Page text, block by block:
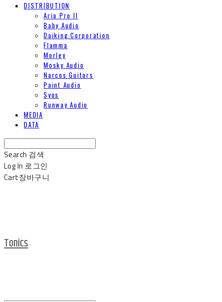
DISTRIBUTION
Aria Pro II
Baby Audio
Daiking Corporation
Flamma
Morley
Mosky Audio
Narcos Guitars
Paint Audio
Syos
Runway Audio
MEDIA
DATA
Search 검색
Log In 로그인
Cart장바구니
Tonics